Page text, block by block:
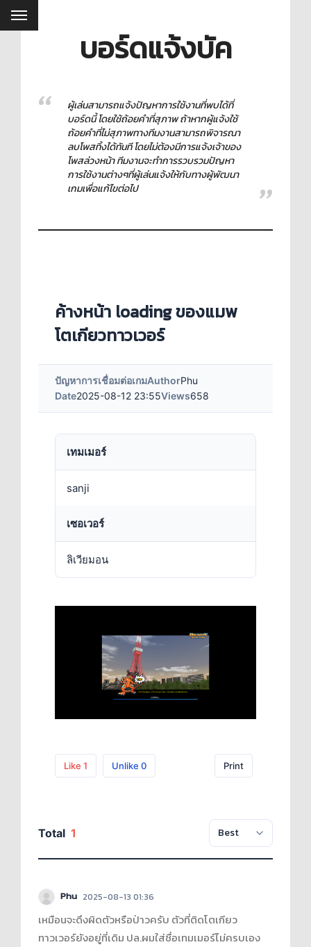
บอร์ดแจ้งบัค
ผู้เล่นสามารถแจ้งปัญหาการใช้งานที่พบได้ที่
บอร์ดนี้ โดยใช้ถ้อยคำที่สุภาพ ถ้าหากผู้แจ้งใช้
ถ้อยคำที่ไม่สุภาพทางทีมงานสามารถพิจารณา
ลบโพสทิ้งได้ทันที โดยไม่ต้องมีการแจ้งเจ้าของ
โพสล่วงหน้า ทีมงานจะทำการรวบรวมปัญหา
การใช้งานต่างๆที่ผู้เล่นแจ้งให้กับทางผู้พัฒนา
เกมเพื่อแก้ไขต่อไป
ค้างหน้า loading ของแมพ
โตเกียวทาวเวอร์
ปัญหาการเชื่อมต่อเกมAuthorPhu
Date2025-08-12 23:55Views658
เทมเมอร์
sanji
เซอเวอร์
ลิเวียมอน
Like 1 Unlike 0 Print
Total 1
Phu 2025-08-13 01:36
เหมือนจะดึงผิดตัวหรือป่าวครับ ตัวที่ติดโตเกียว
ทาวเวอร์ยังอยู่ที่เดิม ปล.ผมใส่ชื่อเทมเมอร์ไม่ครบเอง